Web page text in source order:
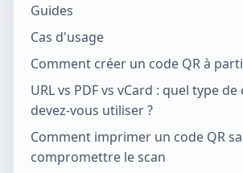
Guides
Cas d'usage
Comment créer un code QR à
URL vs PDF vs vCard : quel type de
devez-vous utiliser ?
Comment imprimer un code QR
compromettre le scan